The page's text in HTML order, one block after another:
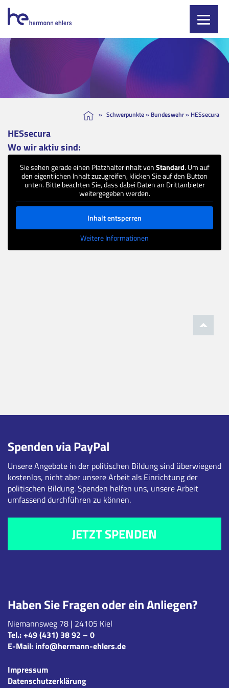
Skip
to
content
» Schwerpunkte» Bundeswehr» HESsecura
HESsecura
Wo wir aktiv sind:
Sie sehen gerade einen Platzhalterinhalt vonStandard. Um auf
den eigentlichen Inhalt zuzugreifen, klicken Sie auf den Button
unten. Bitte beachten Sie, dass dabei Daten an Drittanbieter
weitergegeben werden.
Inhalt entsperren
Weitere Informationen
Haben Sie Fragen oder ein Anliegen?
Niemannsweg 78 | 24105 Kiel
Tel.:+49 (431) 38 92 – 0
E-Mail: info@hermann-ehlers.de
Impressum
Datenschutzerklärung
Spenden via PayPal
Unsere Angebote in der politischen Bildung sind überwiegend
kostenlos, nicht aber unsere Arbeit als Einrichtung der
politischen Bildung. Spenden helfen uns, unsere Arbeit
umfassend durchführen zu können.
JETZT SPENDEN